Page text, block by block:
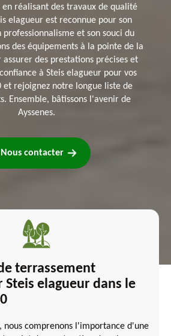
réalisant des travaux de qualité
elagueur est reconnue pour son
professionnalisme et son souci du
des équipements à la pointe de la
des prestations précises et
à Steis elagueur pour vos
et rejoignez notre longue liste de
Ensemble, bâtissons l'avenir de
Ayssenes.
Nous contacter
terrassement
Steis elagueur dans le
nous comprenons l'importance d'une